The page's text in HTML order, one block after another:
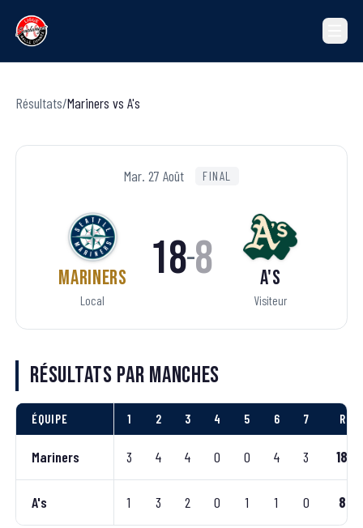
Résultats/Mariners vs A's
Mar. 27 Août FINAL
Mariners
Local
18–8 A's
Visiteur
Résultats par manches
ÉQUIPE 1 2 3 4 5 6 7 R
Mariners 3 4 4 0 0 4 3 18
A's 1 3 2 0 1 1 0 8